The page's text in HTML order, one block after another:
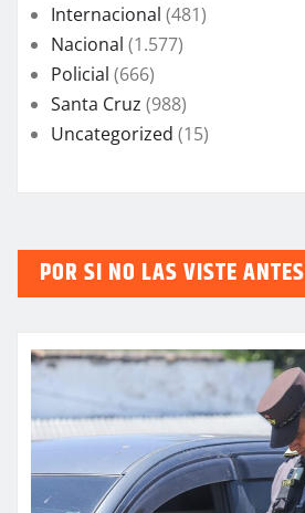
Internacional (481)
Nacional (1.577)
Policial (666)
Santa Cruz (988)
Uncategorized (15)
POR SI NO LAS VISTE ANTES